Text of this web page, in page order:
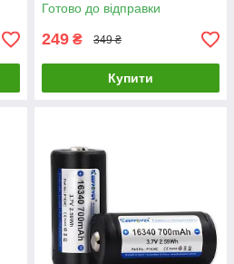
Готово до відправки
249 ₴ 349 ₴
Купити